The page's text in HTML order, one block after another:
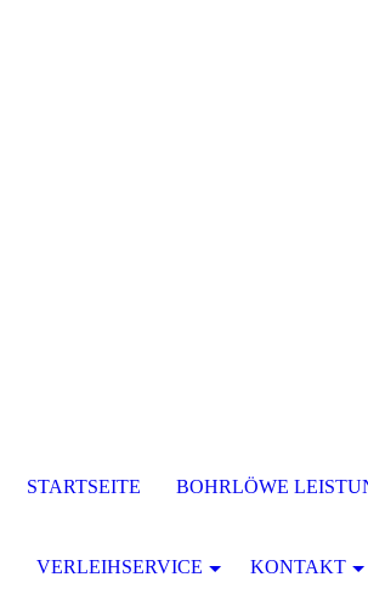
STARTSEITE BOHRLÖWE
VERLEIHSERVICE KONTAKT